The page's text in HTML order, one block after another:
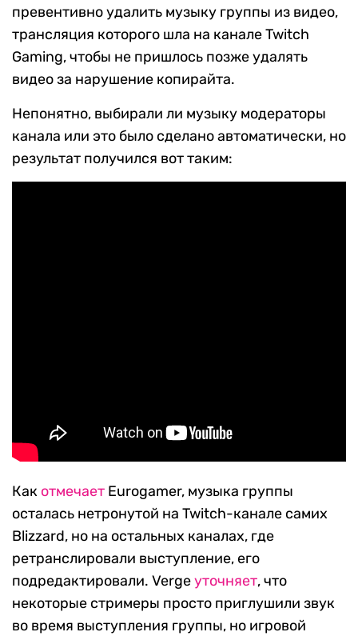
превентивно удалить музыку группы из видео,
трансляция которого шла на канале Twitch
Gaming, чтобы не пришлось позже удалять
видео за нарушение копирайта.
Непонятно, выбирали ли музыку модераторы
канала или это было сделано автоматически, но
результат получился вот таким:
Как отмечает Eurogamer, музыка группы
осталась нетронутой на Twitch-канале самих
Blizzard, но на остальных каналах, где
ретранслировали выступление, его
подредактировали. Vergeуточняет, что
некоторые стримеры просто приглушили звук
во время выступления группы, но игровой